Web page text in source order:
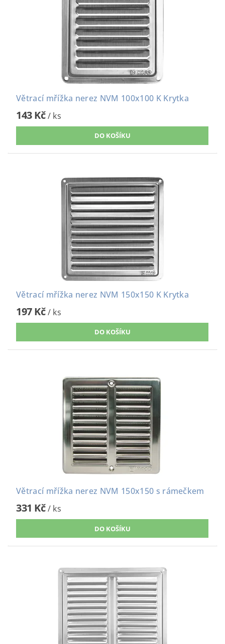
Větrací mřížka nerez NVM 100x100 K Krytka
143 Kč/ ks
Větrací mřížka nerez NVM 150x150 K Krytka
197 Kč/ ks
Větrací mřížka nerez NVM 150x150 s rámečkem
331 Kč/ ks